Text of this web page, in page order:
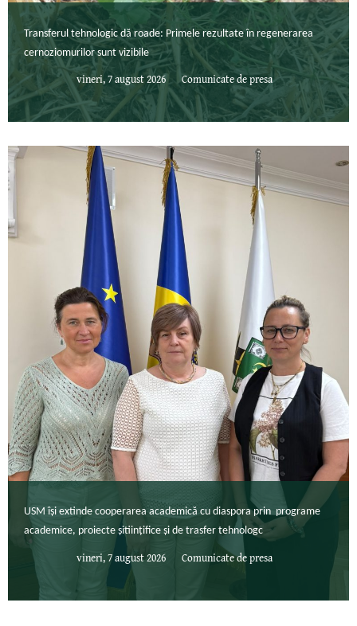
Transferul tehnologic dă roade: Primele rezultate în regenerarea
cernoziomurilor sunt vizibile
vineri, 7 august 2026 Comunicate de presa
USM își extinde cooperarea academică cu diaspora prin programe
academice, proiecte șitiințifice și de trasfer tehnologc
vineri, 7 august 2026 Comunicate de presa